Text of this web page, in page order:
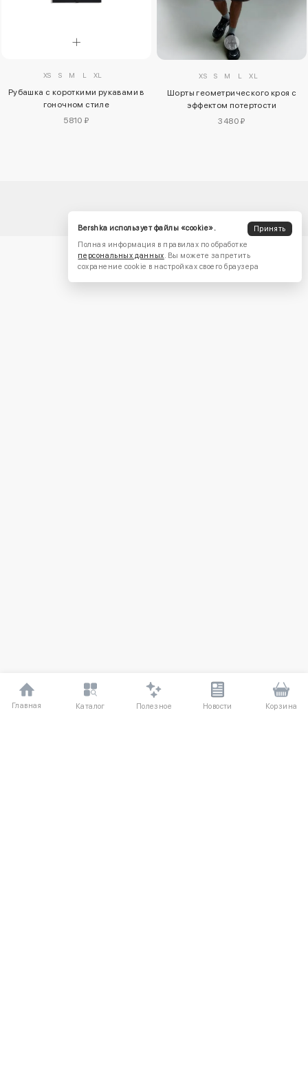
XS S M L XL
Рубашка с короткими рукавами в
гоночном стиле
5810 ₽
XS S M L XL
Шорты геометрического кроя с
эффектом потертости
3480 ₽
Главная Каталог Полезное Новости Корзина
Bershka использует файлы «cookie».
Принять
Полная информация в правилах по обработке
персональных данных . Вы можете запретить
сохранение cookie в настройках своего браузера